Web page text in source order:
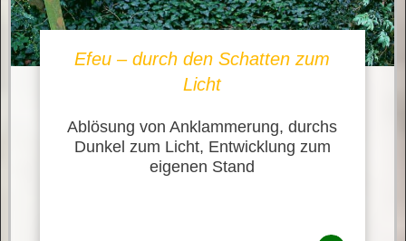
Efeu – durch den Schatten zum
Licht
Ablösung von Anklammerung, durchs
Dunkel zum Licht, Entwicklung zum
eigenen Stand